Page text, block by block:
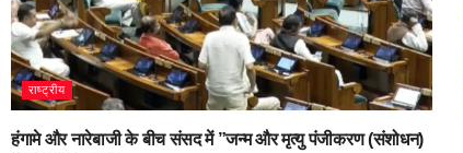
राष्ट्रीय
हंगामे और नारेबाजी के बीच संसद में ”जन्म और मृत्यु पंजीकरण (संशोधन)